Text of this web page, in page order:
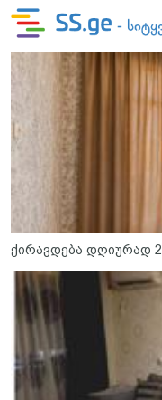
ქირავდება დღიურად